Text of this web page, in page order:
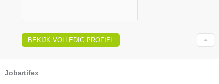
BEKIJK VOLLEDIG PROFIEL
Jobartifex